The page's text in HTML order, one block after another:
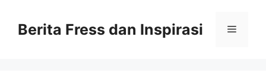
contentBerita Fress dan Inspirasi Menu